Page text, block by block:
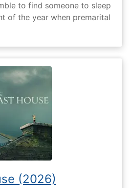
to find someone to sleep
of the year when premarital
(2026)